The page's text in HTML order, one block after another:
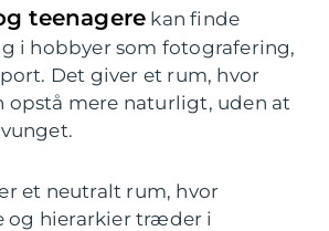
teenagere kan finde
i hobbyer som fotografering,
Det giver et rum, hvor
opstå mere naturligt, uden at
et neutralt rum, hvor
og hierarkier træder i